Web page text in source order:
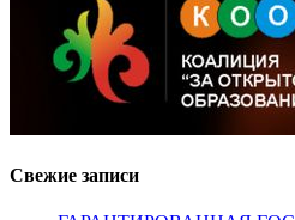
Свежие записи